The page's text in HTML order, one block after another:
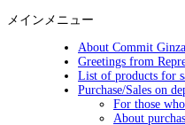
メインメニュー
About Commit Ginza
Greetings from
List of products for
Purchase/Sales on
For those
About